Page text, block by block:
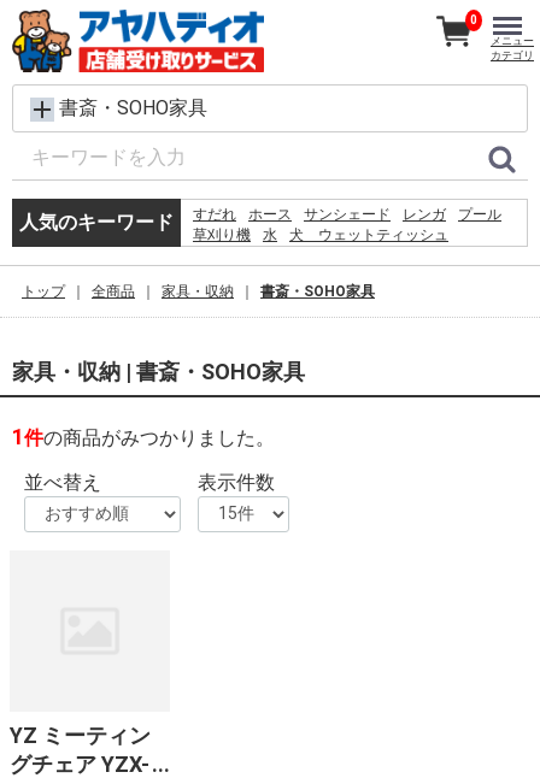
書斎・SOHO家具
人気のキーワード すだれ ホース サンシェード レンガ
プール
草刈り機
水
犬 ウェットティッシュ
カーテン
物置 ラティス
0
メニュー
カテゴリ
トップ 全商品 家具・収納 書斎・SOHO家具
家具・収納 | 書斎・SOHO家具
1件の商品がみつかりました。
並べ替え
表示件数
YZ ミーティン
グチェア YZX-